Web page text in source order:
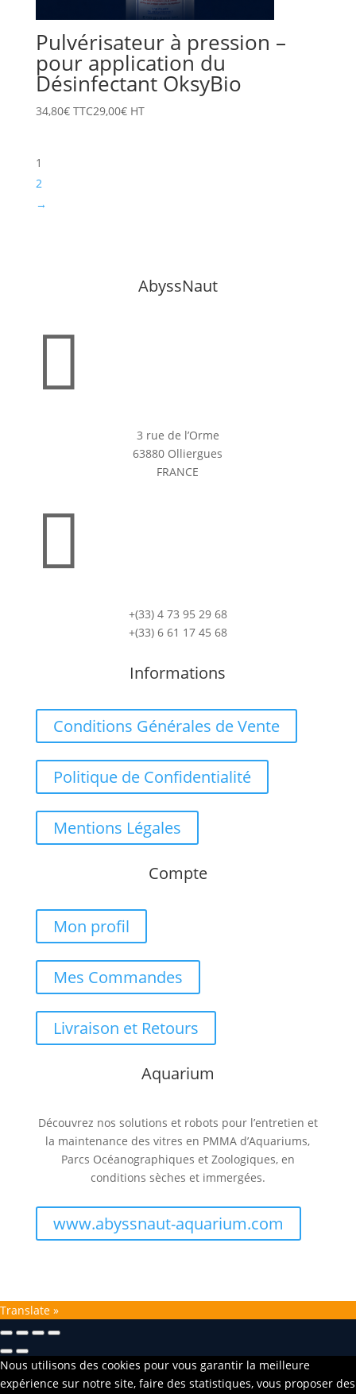
Pulvérisateur à pression –
pour application du
Désinfectant OksyBio
34,80€TTC29,00€HT
1
2
→
AbyssNaut

3 rue de l’Orme
63880 Olliergues
FRANCE

+(33) 4 73 95 29 68
+(33) 6 61 17 45 68
Informations
Conditions Générales de Vente
Politique de Confidentialité
Mentions Légales
Compte
Mon profil
Mes Commandes
Livraison et Retours
Aquarium
Découvrez nos solutions et robots pour l’entretien et
la maintenance des vitres en PMMA d’Aquariums,
Parcs Océanographiques et Zoologiques, en
conditions sèches et immergées.
www.abyssnaut-aquarium.com
Translate »
Nous utilisons des cookies pour vous garantir la meilleure
expérience sur notre site, faire des statistiques, vous proposer des